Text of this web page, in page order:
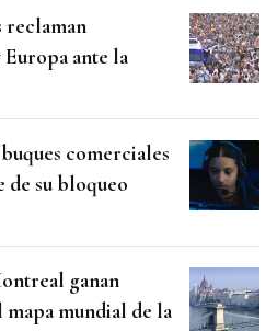
reclaman
Europa ante la
comerciales
de su bloqueo
ganan
mundial de la